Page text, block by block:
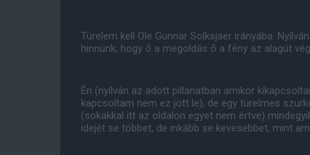
Türelem kell Ole Gunnar Solksjaer irányába.
hinnünk, hogy ő a megoldás ő a fény az alagút
Én (nyílván az adott pillanatban amikor
kapcsoltam nem ez jött le), de egy türelmes
(sokakkal itt az oldalon egyet nem értve)
idejét se többet, de inkább se kevesebbet, mint